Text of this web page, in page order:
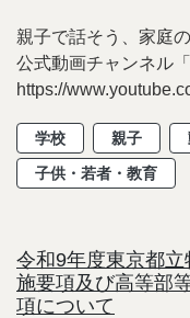
親子で話そう、家庭
公式動画チャンネル「
https://
学校 親子
子供・若者・教育
令和9年度東京都
施要項及び高等部
項について